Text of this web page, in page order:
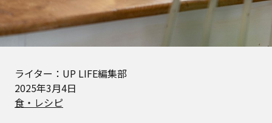
ライター：UP LIFE編集部
2025年3月4日
食・レシピ